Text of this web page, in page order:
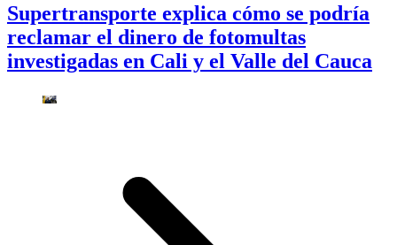
Supertransporte explica cómo se podría
reclamar el dinero de fotomultas
investigadas en Cali y el Valle del Cauca